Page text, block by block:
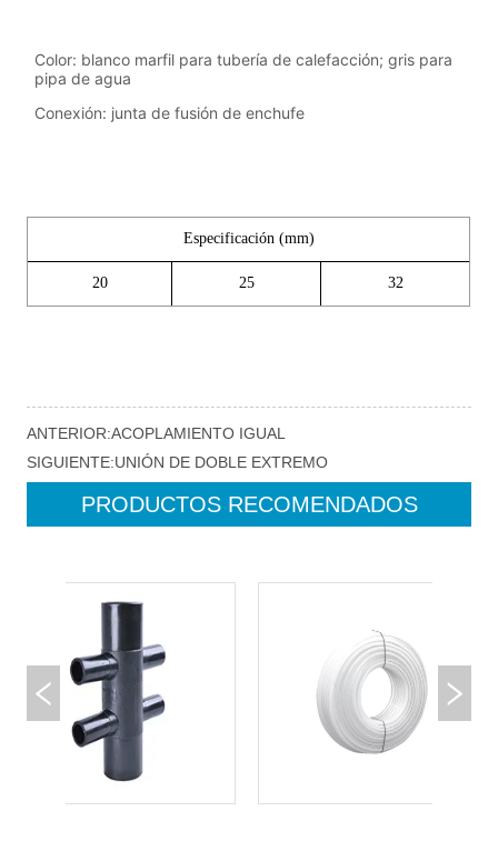
ANTERIOR:ACOPLAMIENTO IGUAL
SIGUIENTE:UNIÓN DE DOBLE EXTREMO
PRODUCTOS RECOMENDADOS